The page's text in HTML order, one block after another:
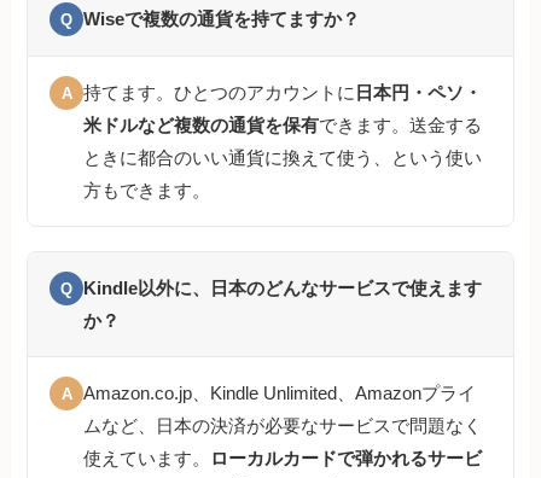
Q Wiseで複数の通貨を持てますか？
A 持てます。ひとつのアカウントに 日本円・ペソ・
米ドルなど複数の通貨を保有できます。送金する
ときに都合のいい通貨に換えて使う、という使い
方もできます。
Q
Kindle以外に、日本のどんなサービスで使えます
か？
A
Amazon.co.jp、Kindle Unlimited、Amazonプライ
ムなど、日本の決済が必要なサービスで問題なく
使えています。 ローカルカードで弾かれるサービ